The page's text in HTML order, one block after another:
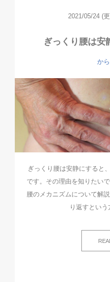
2021/05/24 (
ぎっくり腰は安
か
ぎっくり腰は安静にすると
です。その理由を知りたい
腰のメカニズムについて解
り返すという